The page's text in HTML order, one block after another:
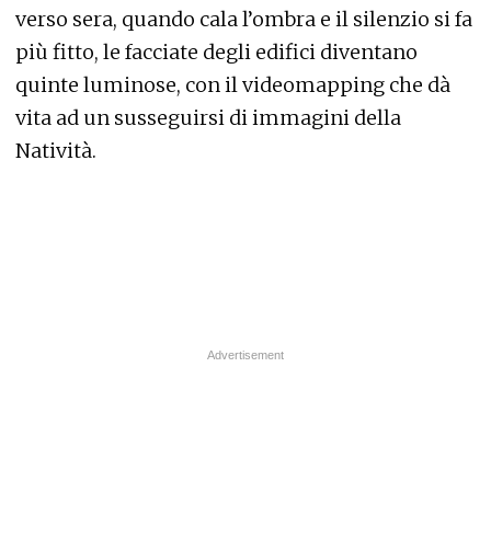
verso sera, quando cala l’ombra e il silenzio si fa
più fitto, le facciate degli edifici diventano
quinte luminose, con il videomapping che dà
vita ad un susseguirsi di immagini della
Natività.